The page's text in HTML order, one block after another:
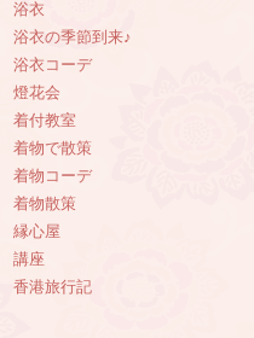
浴衣
浴衣の季節到来♪
浴衣コーデ
燈花会
着付教室
着物で散策
着物コーデ
着物散策
縁心屋
講座
香港旅行記